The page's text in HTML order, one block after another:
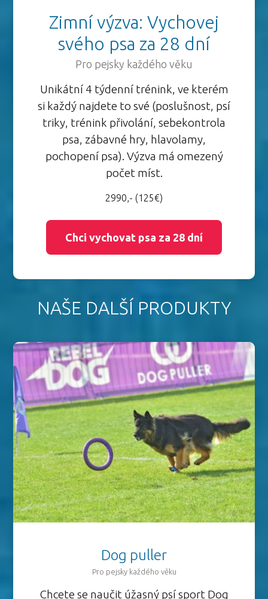
Zimní výzva: Vychovej
svého psa za 28 dní
Pro pejsky každého věku
Unikátní 4 týdenní trénink, ve kterém
si každý najdete to své (poslušnost, psí
triky, trénink přivolání, sebekontrola
psa, zábavné hry, hlavolamy,
pochopení psa). Výzva má omezený
počet míst.
2990,- (125€)
Chci vychovat psa za 28 dní
NAŠE DALŠÍ PRODUKTY
Dog puller
Pro pejsky každého věku
Chcete se naučit úžasný psí sport Dog